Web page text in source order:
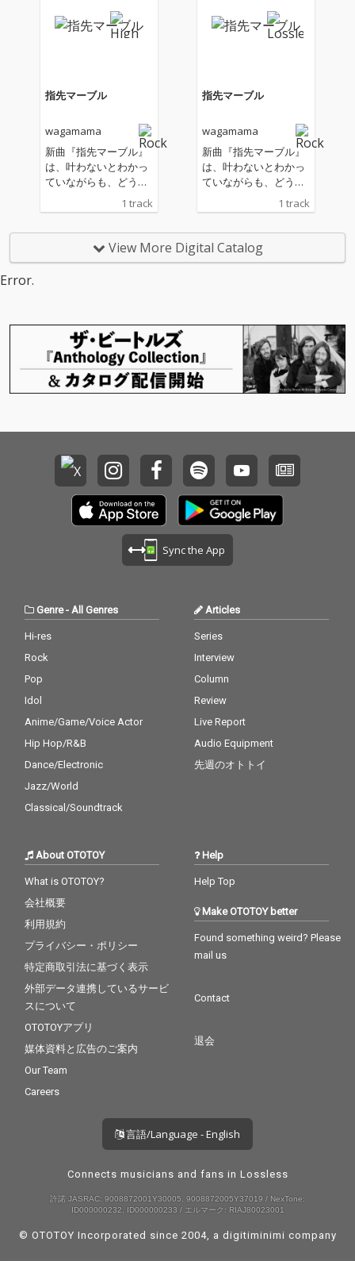
指先マーブル
wagamama
新曲『指先マーブル』
は、叶わないとわかっ
ていながらも、どうし
恋を描いた失恋ソン
れられない距離、揺れ
動く切ない恋心を、繊
で爽やかなアレンジ。
胸を締めつけるような
切なさと、どこか透明
感のあるサウンドが溶
け合い、不思議と何度
忘れられない恋の余韻
を描いた楽曲。
1 track
指先マーブル
wagamama
新曲『指先マーブル』
は、叶わないとわかっ
ていながらも、どうし
ても想い続けてしまう
恋を描いた失恋ソン
れられない距離、揺れ
動く切ない恋心を、繊
で爽やかなアレンジ。
胸を締めつけるような
切なさと、どこか透明
感のあるサウンドが溶
け合い、不思議と何度
忘れられない恋の余韻
を描いた楽曲。
1 track
View More Digital Catalog
Error.
Sync the App
Genre- All Genres
Hi-res
Rock
Pop
Idol
Anime/Game/Voice Actor
Hip Hop/R&B
Dance/Electronic
Jazz/World
Classical/Soundtrack
Articles
Series
Interview
Column
Review
Live Report
Audio Equipment
先週のオトトイ
About OTOTOY
What is OTOTOY?
会社概要
利用規約
プライバシー・ポリシー
特定商取引法に基づく表示
外部データ連携しているサービ
スについて
OTOTOYアプリ
媒体資料と広告のご案内
Our Team
Careers
Help
Help Top
Make OTOTOY better
Found something weird? Please
mail us
Contact
退会
言語/Language - English
Connects musicians and fans in Lossless
許諾 JASRAC: 9008872001Y30005, 9008872005Y37019 / NexTone:
ID000000232, ID000000233 / エルマーク: RIAJ80023001
© OTOTOY Incorporated since 2004, a digitiminimi company